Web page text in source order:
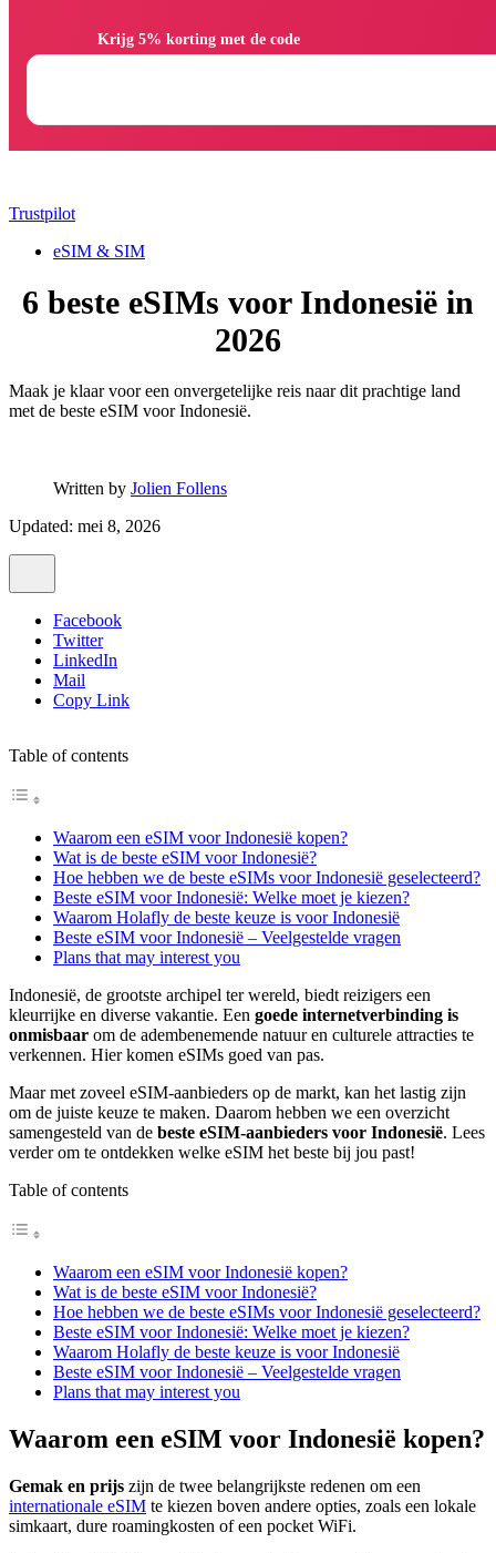
Trustpilot
eSIM & SIM
6 beste eSIMs voor Indonesië in
2026
Maak je klaar voor een onvergetelijke reis naar dit prachtige land
met de beste eSIM voor Indonesië.
Written by Jolien Follens
Updated: mei 8, 2026
Facebook
Twitter
LinkedIn
Mail
Copy Link
Table of contents
Waarom een eSIM voor Indonesië kopen?
Wat is de beste eSIM voor Indonesië?
Hoe hebben we de beste eSIMs voor Indonesië geselecteerd?
Beste eSIM voor Indonesië: Welke moet je kiezen?
Waarom Holafly de beste keuze is voor Indonesië
Beste eSIM voor Indonesië – Veelgestelde vragen
Plans that may interest you
Indonesië, de grootste archipel ter wereld, biedt reizigers een
kleurrijke en diverse vakantie. Een goede internetverbinding is
onmisbaar om de adembenemende natuur en culturele attracties te
verkennen. Hier komen eSIMs goed van pas.
Maar met zoveel eSIM-aanbieders op de markt, kan het lastig zijn
om de juiste keuze te maken. Daarom hebben we een overzicht
samengesteld van de beste eSIM-aanbieders voor Indonesië. Lees
verder om te ontdekken welke eSIM het beste bij jou past!
Table of contents
Waarom een eSIM voor Indonesië kopen?
Wat is de beste eSIM voor Indonesië?
Hoe hebben we de beste eSIMs voor Indonesië geselecteerd?
Beste eSIM voor Indonesië: Welke moet je kiezen?
Waarom Holafly de beste keuze is voor Indonesië
Beste eSIM voor Indonesië – Veelgestelde vragen
Plans that may interest you
Waarom een eSIM voor Indonesië kopen?
Gemak en prijs zijn de twee belangrijkste redenen om een
internationale eSIM te kiezen boven andere opties, zoals een lokale
simkaart, dure roamingkosten of een pocket WiFi.